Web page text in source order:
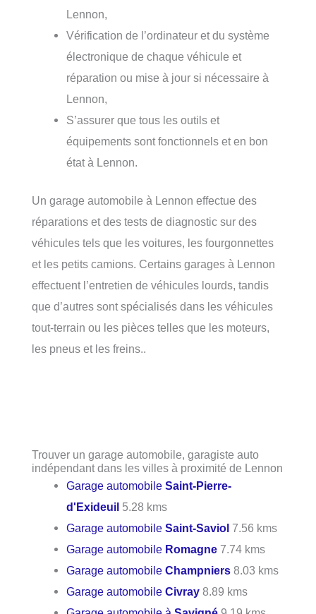
Lennon,
Vérification de l’ordinateur et du système
électronique de chaque véhicule et
réparation ou mise à jour si nécessaire à
Lennon,
S’assurer que tous les outils et
équipements sont fonctionnels et en bon
état à Lennon.
Un garage automobile à Lennon effectue des
réparations et des tests de diagnostic sur des
véhicules tels que les voitures, les fourgonnettes
et les petits camions. Certains garages à Lennon
effectuent l’entretien de véhicules lourds, tandis
que d’autres sont spécialisés dans les véhicules
tout-terrain ou les pièces telles que les moteurs,
les pneus et les freins..
Trouver un garage automobile, garagiste auto
indépendant dans les villes à proximité de Lennon
Garage automobileSaint-Pierre-
d'Exideuil 5.28 kms
Garage automobileSaint-Saviol 7.56 kms
Garage automobile Romagne 7.74 kms
Garage automobileChampniers 8.03 kms
Garage automobileCivray 8.89 kms